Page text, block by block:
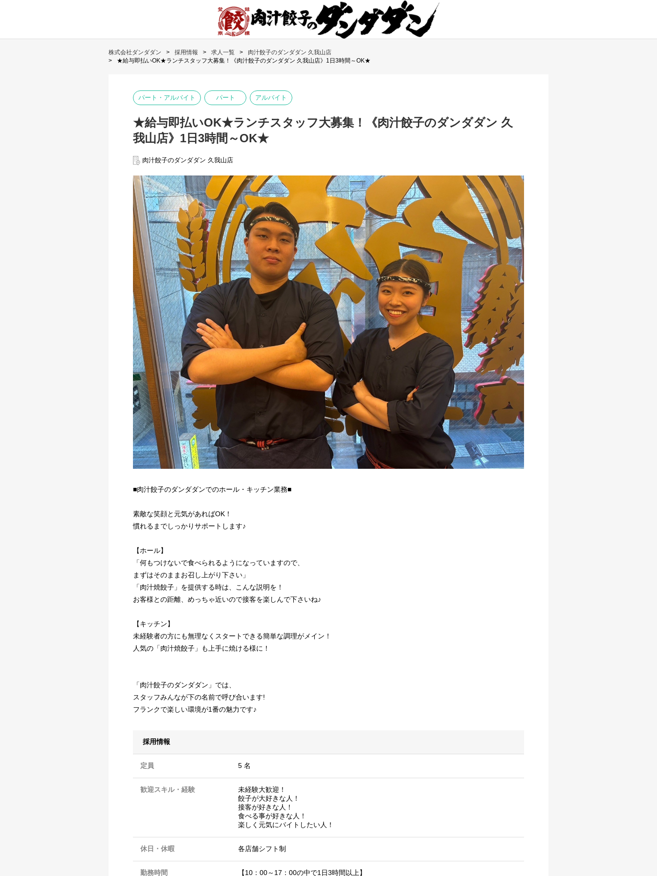
株式会社ダンダダン 採用情報 求人一覧
肉汁餃子のダンダダン 久我山店
★給与即払いOK★ランチスタッフ大募集！《肉汁餃子のダンダダン 久我山店》1日3時間～OK★
パート・アルバイト パート アルバイト
★給与即払いOK★ランチスタッフ大募集！《肉汁餃子のダンダダン 久
我山店》1日3時間～OK★
肉汁餃子のダンダダン 久我山店
■肉汁餃子のダンダダンでのホール・キッチン業務■
素敵な笑顔と元気があればOK！
慣れるまでしっかりサポートします♪
【ホール】
「何もつけないで食べられるようになっていますので、
まずはそのままお召し上がり下さい」
「肉汁焼餃子」を提供する時は、こんな説明を！
お客様との距離、めっちゃ近いので接客を楽しんで下さいね♪
【キッチン】
未経験者の方にも無理なくスタートできる簡単な調理がメイン！
人気の「肉汁焼餃子」も上手に焼ける様に！
「肉汁餃子のダンダダン」では、
スタッフみんなが下の名前で呼び合います!
フランクで楽しい環境が1番の魅力です♪
採用情報
定員 5 名
歓迎スキル・経験
未経験大歓迎！
餃子が大好きな人！
接客が好きな人！
食べる事が好きな人！
楽しく元気にバイトしたい人！
休日・休暇 各店舗シフト制
勤務時間 【10：00～17：00の中で1日3時間以上】